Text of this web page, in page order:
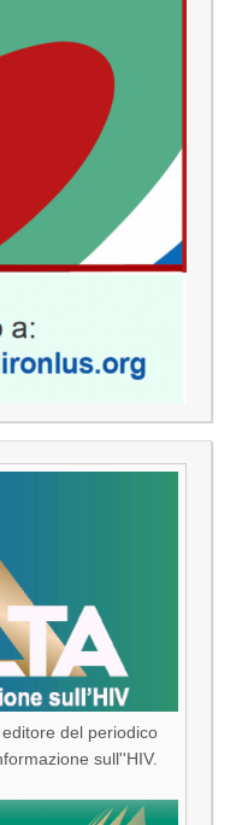
editore del periodico
sull''HIV.